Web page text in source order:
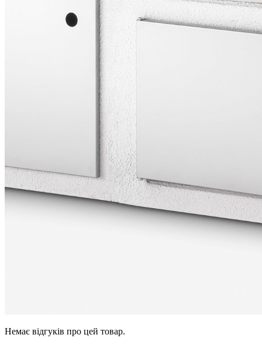
Немає відгуків про цей товар.